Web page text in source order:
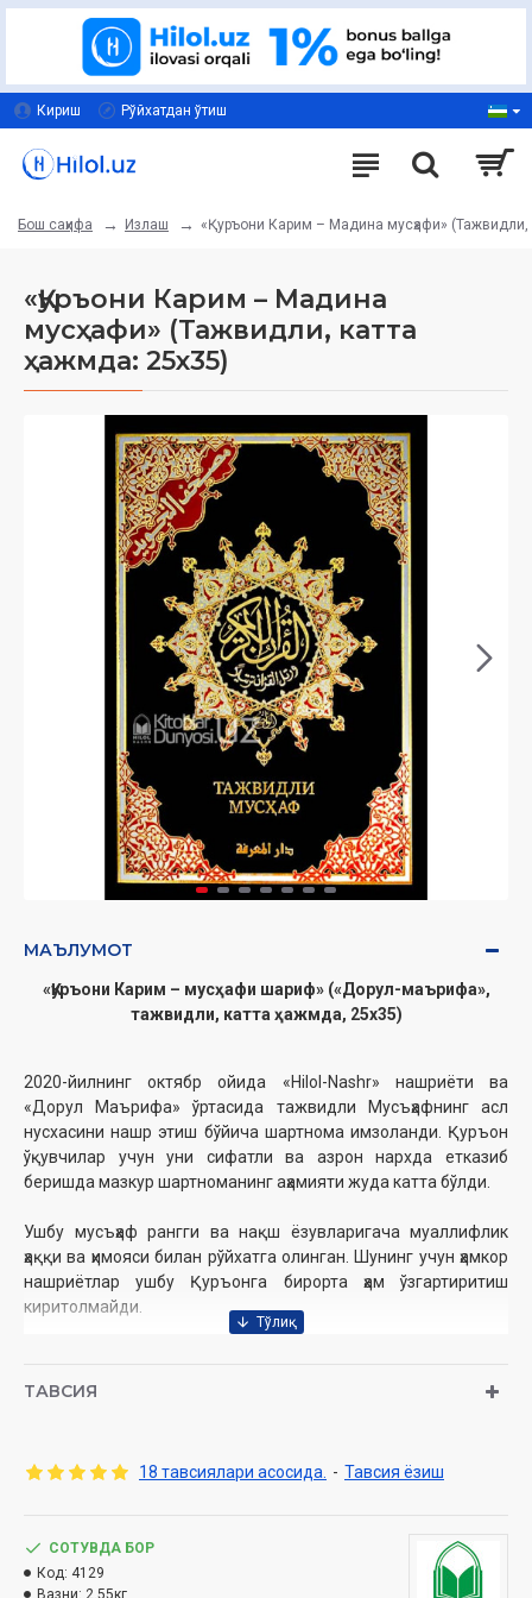
Кириш Рўйхатдан ўтиш
Бош саҳифа Излаш «Қуръони Карим – Мадина мусҳафи» (Тажвидли,
«Қуръони Карим – Мадина
мусҳафи» (Тажвидли, катта
ҳажмда: 25x35)
МАЪЛУМОТ
«Қуръони Карим – мусҳафи шариф» («Дорул-маърифа»,
тажвидли, катта ҳажмда, 25x35)
2020-йилнинг октябр ойида «Hilol-Nashr» нашриёти ва
«Дорул Маърифа» ўртасида тажвидли Мусъҳафнинг асл
нусхасини нашр этиш бўйича шартнома имзоланди. Қуръон
ўқувчилар учун уни сифатли ва азрон нархда етказиб
беришда мазкур шартноманинг аҳамияти жуда катта бўлди.
Ушбу мусъҳаф рангги ва нақш ёзувларигача муаллифлик
ҳаққи ва ҳимояси билан рўйхатга олинган. Шунинг учун ҳамкор
нашриётлар ушбу Қуръонга бирорта ҳам ўзгартиритиш
киритолмайди.
Ундан ташқари битта кулранг ҳам бор, бу ранг ўқилмайдиган
Қизил ранг – маднинг турларини ифодалайди.
Ранглар баъзи бир қоидаларни ифодалашда тусларга
ТАВСИЯ
18 тавсиялари асосида. - Тавсия ёзиш
СОТУВДА БОР
Код: 4129